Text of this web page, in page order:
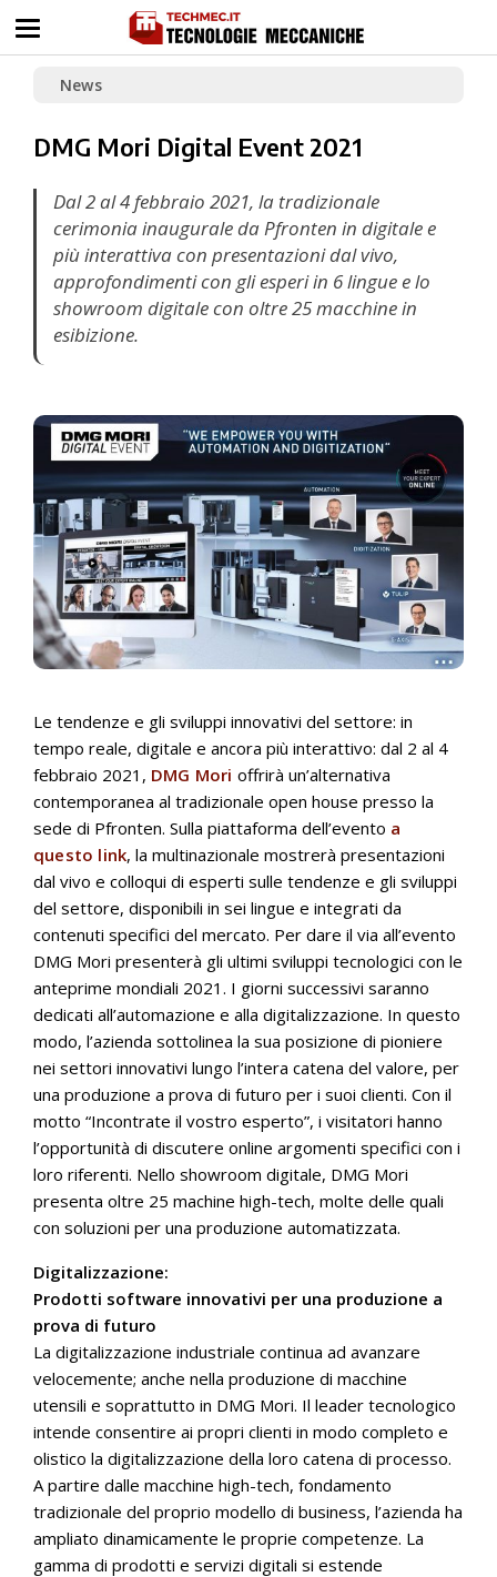
News
DMG Mori Digital Event 2021
Dal 2 al 4 febbraio 2021, la tradizionale
cerimonia inaugurale da Pfronten in digitale e
più interattiva con presentazioni dal vivo,
approfondimenti con gli esperi in 6 lingue e lo
showroom digitale con oltre 25 macchine in
esibizione.
Le tendenze e gli sviluppi innovativi del settore: in
tempo reale, digitale e ancora più interattivo: dal 2 al 4
febbraio 2021, DMG Mori offrirà un’alternativa
contemporanea al tradizionale open house presso la
sede di Pfronten. Sulla piattaforma dell’evento a
questo link, la multinazionale mostrerà presentazioni
dal vivo e colloqui di esperti sulle tendenze e gli sviluppi
del settore, disponibili in sei lingue e integrati da
contenuti specifici del mercato. Per dare il via all’evento
DMG Mori presenterà gli ultimi sviluppi tecnologici con le
anteprime mondiali 2021. I giorni successivi saranno
dedicati all’automazione e alla digitalizzazione. In questo
modo, l’azienda sottolinea la sua posizione di pioniere
nei settori innovativi lungo l’intera catena del valore, per
una produzione a prova di futuro per i suoi clienti. Con il
motto “Incontrate il vostro esperto”, i visitatori hanno
l’opportunità di discutere online argomenti specifici con i
loro riferenti. Nello showroom digitale, DMG Mori
presenta oltre 25 machine high-tech, molte delle quali
con soluzioni per una produzione automatizzata.
Digitalizzazione:
Prodotti software innovativi per una produzione a
prova di futuro
La digitalizzazione industriale continua ad avanzare
velocemente; anche nella produzione di macchine
utensili e soprattutto in DMG Mori. Il leader tecnologico
intende consentire ai propri clienti in modo completo e
olistico la digitalizzazione della loro catena di processo.
A partire dalle macchine high-tech, fondamento
tradizionale del proprio modello di business, l’azienda ha
ampliato dinamicamente le proprie competenze. La
gamma di prodotti e servizi digitali si estende